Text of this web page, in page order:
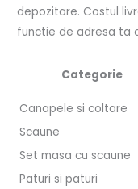
depozitare. Costul
functie de adresa ta
Categorie
Canapele si coltare
Scaune
Set masa cu scaune
Paturi si paturi